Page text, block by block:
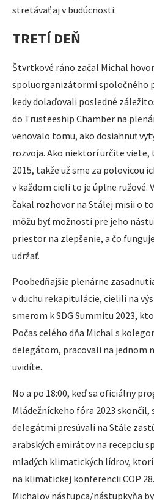
stretávať aj v budúcnosti.
TRETÍ DEŇ
Štvrtkové ráno začal Michal
spoluorganizátormi spoločného
kedy dolaďovali posledné
do Trusteeship Chamber na
venovalo tomu, ako dosiahnuť
rozvoja. Ako niektorí určite
2015, takže už sme za polovicou
v každom cieli to je úplne ružové.
čakal rozhovor na Stálej misii o
môžu byť možnosti pre jeho
priestor na zlepšenie, a čo
udržať.
Poobedňajšie plenárne
v duchu rekapitulácie, cielili na
smerom k SDG Summitu 2023,
Počas celého dňa Michal s
delegátom, pracovali na jednom
uvidíte.
No a po 18:00, keď sa oficiálny
Mládežníckeho fóra 2023
delegátmi presúvali na Stále
arabských emirátov na recepciu
mladých klimatických lídrov,
na klimatickej konferencii COP
Michalov nástupca/nástupkyňa